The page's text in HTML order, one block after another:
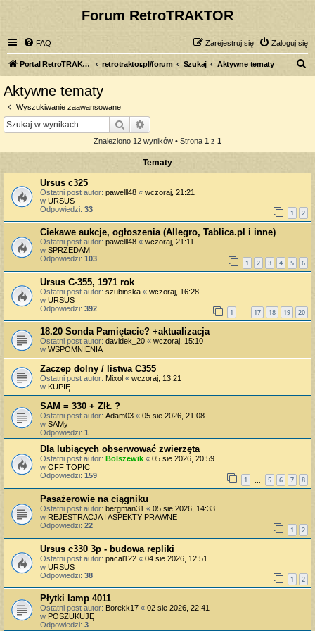
Forum RetroTRAKTOR
FAQ Zaloguj się
Zarejestruj się
Portal RetroTRAKTOR.pl retrotraktor.pl/forum Szukaj Aktywne tematy
Aktywne tematy
Wyszukiwanie zaawansowane
Szukaj
Znaleziono 12 wyników • Strona 1 z 1
Tematy
Ursus c325
Ostatni post autor: pawelll48 « wczoraj, 21:21
w URSUS
Odpowiedzi: 33 1 2
Ciekawe aukcje, ogłoszenia (Allegro, Tablica.pl i inne)
Ostatni post autor: pawelll48 « wczoraj, 21:11
w SPRZEDAM
Odpowiedzi: 103 1 2 3 4 5 6
Ursus C-355, 1971 rok
Ostatni post autor: szubinska « wczoraj, 16:28
w URSUS
Odpowiedzi: 392 1 17 18 19 20
18.20 Sonda Pamiętacie? +aktualizacja
Ostatni post autor: davidek_20 « wczoraj, 15:10
w WSPOMNIENIA
Zaczep dolny / listwa C355
Ostatni post autor: Mixol « wczoraj, 13:21
w KUPIĘ
SAM = 330 + ZIŁ ?
Ostatni post autor: Adam03 « 05 sie 2026, 21:08
w SAMy
Odpowiedzi: 1
Dla lubiących obserwować zwierzęta
Ostatni post autor: Bolszewik « 05 sie 2026, 20:59
w OFF TOPIC
Odpowiedzi: 159 1 5 6 7 8
Pasażerowie na ciągniku
Ostatni post autor: bergman31 « 05 sie 2026, 14:33
w REJESTRACJA I ASPEKTY PRAWNE
Odpowiedzi: 22 1 2
Ursus c330 3p - budowa repliki
Ostatni post autor: pacal122 « 04 sie 2026, 12:51
w URSUS
Odpowiedzi: 38 1 2
Płytki lamp 4011
Ostatni post autor: Borekk17 « 02 sie 2026, 22:41
w POSZUKUJĘ
Odpowiedzi: 3